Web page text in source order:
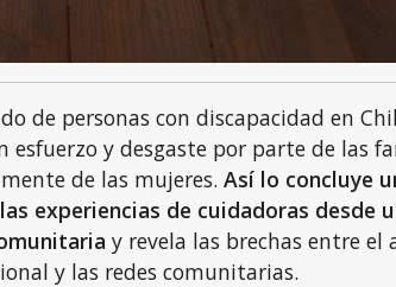
de personas con discapacidad en
esfuerzo y desgaste por parte de las
de las mujeres. Así lo concluye
experiencias de cuidadoras desde
y revela las brechas entre el
y las redes comunitarias.